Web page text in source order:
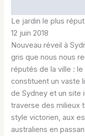
Le jardin le plus
12 juin 2018
Nouveau réveil à
gris que nous nous
réputés de la ville : le
constituent un vaste
de Sydney et un site
traverse des milieux
style victorien, aux
australiens en